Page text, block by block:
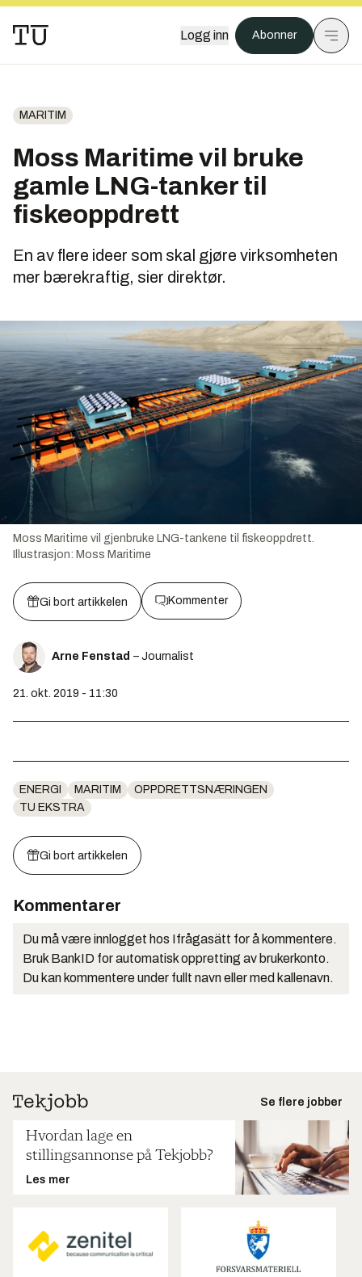
Logg inn Abonner
MARITIM
Moss Maritime vil bruke
gamle LNG-tanker til
fiskeoppdrett
En av flere ideer som skal gjøre virksomheten
mer bærekraftig, sier direktør.
Moss Maritime vil gjenbruke LNG-tankene til fiskeoppdrett.
Illustrasjon: Moss Maritime
Gi bort artikkelen Kommenter
Arne Fenstad – Journalist
21. okt. 2019 - 11:30
ENERGI MARITIM
OPPDRETTSNÆRINGEN
TU EKSTRA
Gi bort artikkelen
Kommentarer
Du må være innlogget hos Ifrågasätt for å kommentere.
Bruk BankID for automatisk oppretting av brukerkonto.
Du kan kommentere under fullt navn eller med kallenavn.
Se flere jobber
Hvordan lage en
stillingsannonse på Tekjobb?
Les mer